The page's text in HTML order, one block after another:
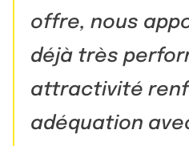
offre, nous
déjà très
attractivité
adéquation